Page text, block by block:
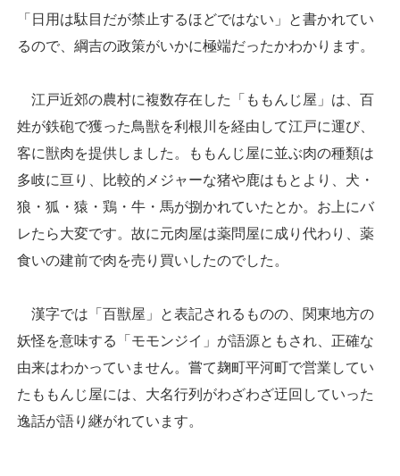
「日用は駄目だが禁止するほどではない」と書かれてい
るので、綱吉の政策がいかに極端だったかわかります。
江戸近郊の農村に複数存在した「ももんじ屋」は、百
姓が鉄砲で獲った鳥獣を利根川を経由して江戸に運び、
客に獣肉を提供しました。ももんじ屋に並ぶ肉の種類は
多岐に亘り、比較的メジャーな猪や鹿はもとより、犬・
狼・狐・猿・鶏・牛・馬が捌かれていたとか。お上にバ
レたら大変です。故に元肉屋は薬問屋に成り代わり、薬
食いの建前で肉を売り買いしたのでした。
漢字では「百獣屋」と表記されるものの、関東地方の
妖怪を意味する「モモンジイ」が語源ともされ、正確な
由来はわかっていません。嘗て麹町平河町で営業してい
たももんじ屋には、大名行列がわざわざ迂回していった
逸話が語り継がれています。